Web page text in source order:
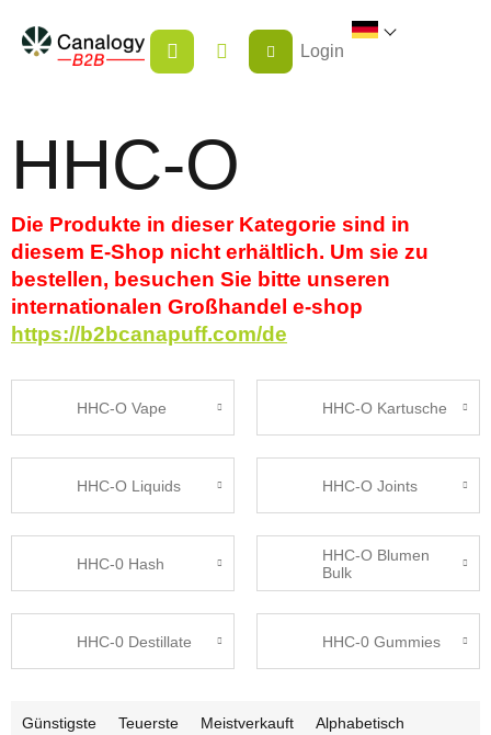
Inhalt
springen
WARENKORB
Login
HHC-O
Die Produkte in dieser Kategorie sind in
diesem E-Shop nicht erhältlich. Um sie zu
bestellen, besuchen Sie bitte unseren
internationalen Großhandel e-shop
https://b2bcanapuff.com/de
HHC-O Vape HHC-O Kartusche
HHC-O Liquids HHC-O Joints
HHC-0 Hash
HHC-O Blumen
Bulk
HHC-0 Destillate HHC-0 Gummies
P
Günstigste Teuerste Meistverkauft Alphabetisch